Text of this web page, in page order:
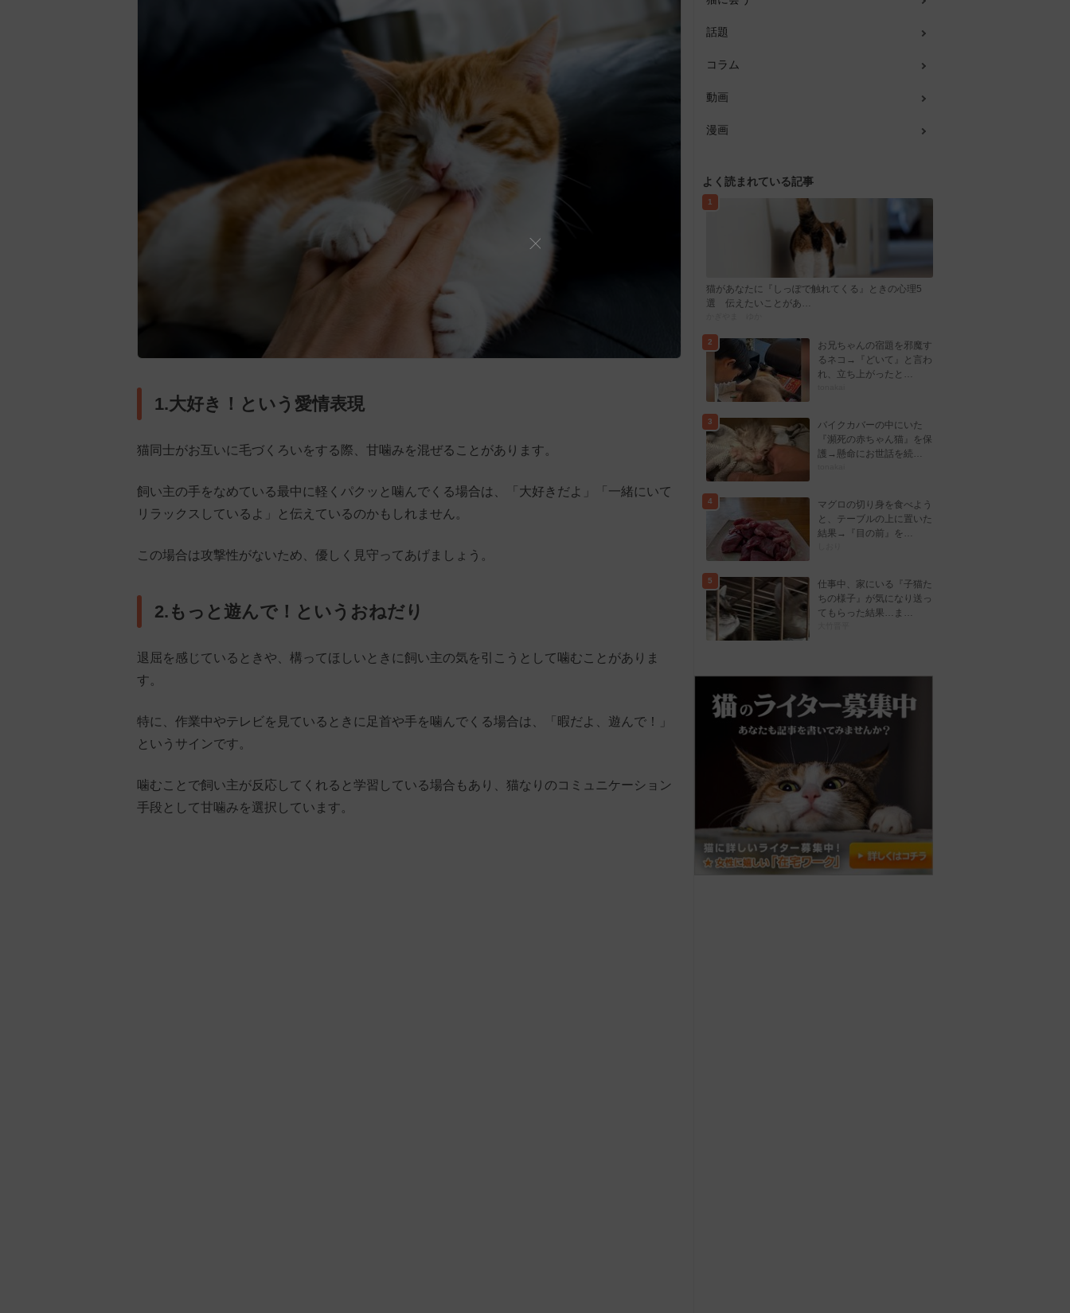
1.大好き！という愛情表現
猫同士がお互いに毛づくろいをする際、甘噛みを混ぜることがあります。
飼い主の手をなめている最中に軽くパクッと噛んでくる場合は、「大好きだよ」「一緒にいて
リラックスしているよ」と伝えているのかもしれません。
この場合は攻撃性がないため、優しく見守ってあげましょう。
2.もっと遊んで！というおねだり
退屈を感じているときや、構ってほしいときに飼い主の気を引こうとして噛むことがありま
す。
特に、作業中やテレビを見ているときに足首や手を噛んでくる場合は、「暇だよ、遊んで！」
というサインです。
噛むことで飼い主が反応してくれると学習している場合もあり、猫なりのコミュニケーション
手段として甘噛みを選択しています。
話題
コラム
動画
漫画
よく読まれている記事
1
猫があなたに『しっぽで触れてくる』ときの心理5
選 伝えたいことがあ…
2
お兄ちゃんの宿題を邪魔す
るネコ→『どいて』と言わ
れ、立ち上がったと…
3
バイクカバーの中にいた
『瀕死の赤ちゃん猫』を保
護→懸命にお世話を続…
4
マグロの切り身を食べよう
と、テーブルの上に置いた
結果→『目の前』を…
5
仕事中、家にいる『子猫た
ちの様子』が気になり送っ
てもらった結果…ま…